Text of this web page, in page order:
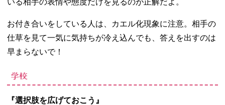
お付き合いをしている人は、カエル化現象に注意。相手の
仕草を見て一気に気持ちが冷え込んでも、答えを出すのは
早まらないで！
学校
『選択肢を広げておこう』